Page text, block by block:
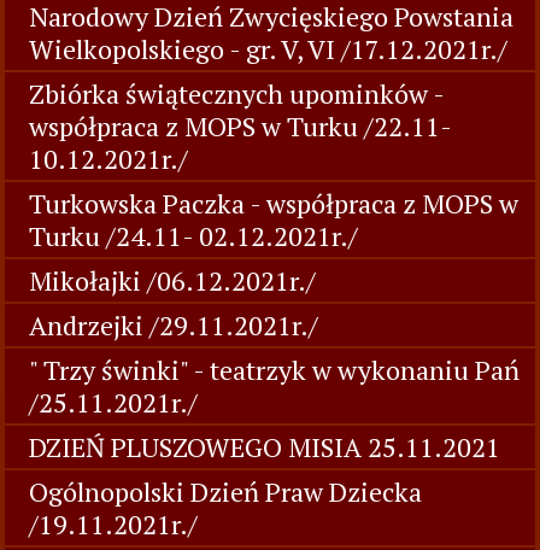
Narodowy Dzień Zwycięskiego Powstania
Wielkopolskiego - gr. V, VI /17.12.2021r./
Zbiórka świątecznych upominków -
współpraca z MOPS w Turku /22.11-
10.12.2021r./
Turkowska Paczka - współpraca z MOPS w
Turku /24.11- 02.12.2021r./
Mikołajki /06.12.2021r./
Andrzejki /29.11.2021r./
" Trzy świnki" - teatrzyk w wykonaniu Pań
/25.11.2021r./
DZIEŃ PLUSZOWEGO MISIA 25.11.2021
Ogólnopolski Dzień Praw Dziecka
/19.11.2021r./